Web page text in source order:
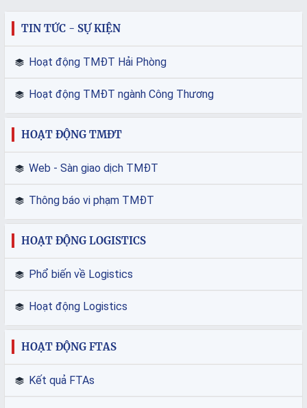
TIN TỨC - SỰ KIỆN
Hoạt động TMĐT Hải Phòng
Hoạt động TMĐT ngành Công Thương
HOẠT ĐỘNG TMĐT
Web - Sàn giao dịch TMĐT
Thông báo vi phạm TMĐT
HOẠT ĐỘNG LOGISTICS
Phổ biến về Logistics
Hoạt động Logistics
HOẠT ĐỘNG FTAS
Kết quả FTAs